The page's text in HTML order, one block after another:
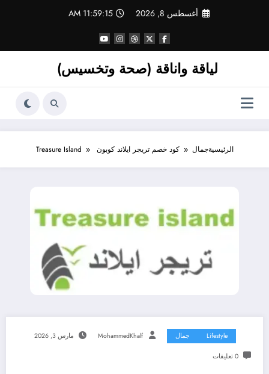
أغسطس 8, 2026 11:59:15 AM
لياقة واناقة (صحة وتخسيس)
الرئيسيةجمال كود خصم تريجر ايلاند كوبون Treasure Island
Lifestyle جمال MohammedKhalf مارس 3, 2026
0 تعليقات